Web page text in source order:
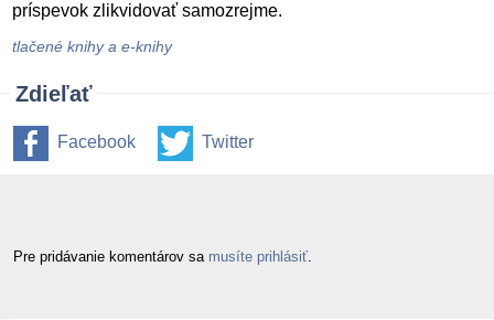
príspevok zlikvidovať samozrejme.
tlačené knihy a e-knihy
Zdieľať
Facebook Twitter
Pre pridávanie komentárov sa musíte prihlásiť